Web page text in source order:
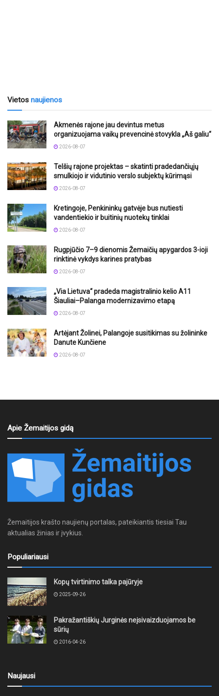
Vietos naujienos
Akmenės rajone jau devintus metus
organizuojama vaikų prevencinė stovykla „Aš galiu“
2026-08-07
Telšių rajone projektas – skatinti pradedančiųjų
smulkiojo ir vidutinio verslo subjektų kūrimąsi
2026-08-07
Kretingoje, Penkininkų gatvėje bus nutiesti
vandentiekio ir buitinių nuotekų tinklai
2026-08-07
Rugpjūčio 7–9 dienomis Žemaičių apygardos 3-ioji
rinktinė vykdys karines pratybas
2026-08-07
„Via Lietuva“ pradeda magistralinio kelio A11
Šiauliai–Palanga modernizavimo etapą
2026-08-07
Artėjant Žolinei, Palangoje susitikimas su žolininke
Danute Kunčiene
2026-08-07
Apie Žemaitijos gidą
Žemaitijos krašto naujienų portalas, pateikiantis tiesiai Tau
aktualias žinias ir įvykius.
Populiariausi
Kopų tvirtinimo talka pajūryje
2025-09-26
Pakražantiškių Jurginės neįsivaizduojamos be
sūrių
2016-04-26
Naujausi